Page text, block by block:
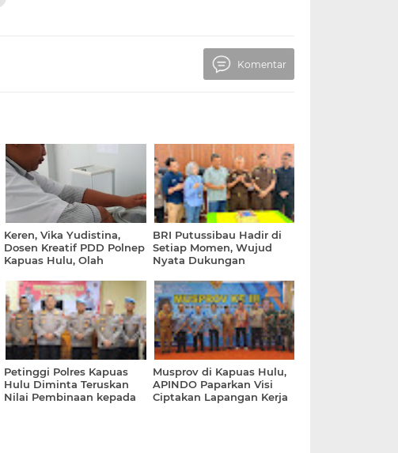
Komentar
Keren, Vika Yudistina,
Dosen Kreatif PDD Polnep
Kapuas Hulu, Olah
Instan
BRI Putussibau Hadir di
Setiap Momen, Wujud
Nyata Dukungan
Petinggi Polres Kapuas
Hulu Diminta Teruskan
Nilai Pembinaan kepada
Musprov di Kapuas Hulu,
APINDO Paparkan Visi
Ciptakan Lapangan Kerja